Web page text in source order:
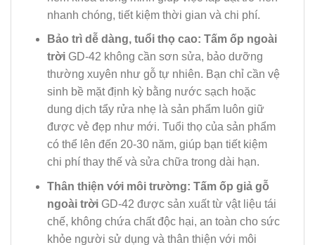
nhanh chóng, tiết kiệm thời gian và chi phí.
Bảo trì dễ dàng, tuổi thọ cao: Tấm ốp ngoài
trờiGD-42 không cần sơn sửa, bảo dưỡng
thường xuyên như gỗ tự nhiên. Bạn chỉ cần vệ
sinh bề mặt định kỳ bằng nước sạch hoặc
dung dịch tẩy rửa nhẹ là sản phẩm luôn giữ
được vẻ đẹp như mới. Tuổi thọ của sản phẩm
có thể lên đến 20-30 năm, giúp bạn tiết kiệm
chi phí thay thế và sửa chữa trong dài hạn.
Thân thiện với môi trường: Tấm ốp giả gỗ
ngoài trờiGD-42 được sản xuất từ vật liệu tái
chế, không chứa chất độc hại, an toàn cho sức
khỏe người sử dụng và thân thiện với môi